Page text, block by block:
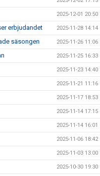
2025-12-01 20:50
erbjudandet 2025-11-28 14:14
säsongen 2025-11-26 11:06
2025-11-25 16:33
2025-11-23 14:40
2025-11-21 11:16
2025-11-17 18:53
2025-11-14 17:15
2025-11-14 16:01
2025-11-06 18:42
2025-11-03 13:00
2025-10-30 19:30